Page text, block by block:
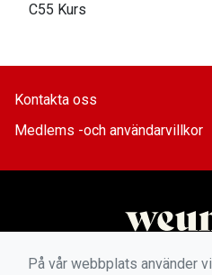
C55 Kurs
Kontakta oss
Medlems -och användarvillkor
På vår webbplats använder vi